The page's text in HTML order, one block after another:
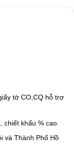
tờ CO,CQ hỗ trợ
chiết khấu % cao.
và Thành Phố Hồ